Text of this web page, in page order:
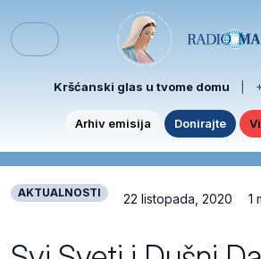
Menu
Kršćanski glas u tvome domu
Arhiv emisija Donirajte
AKTUALNOSTI 22 listopada, 2020 1